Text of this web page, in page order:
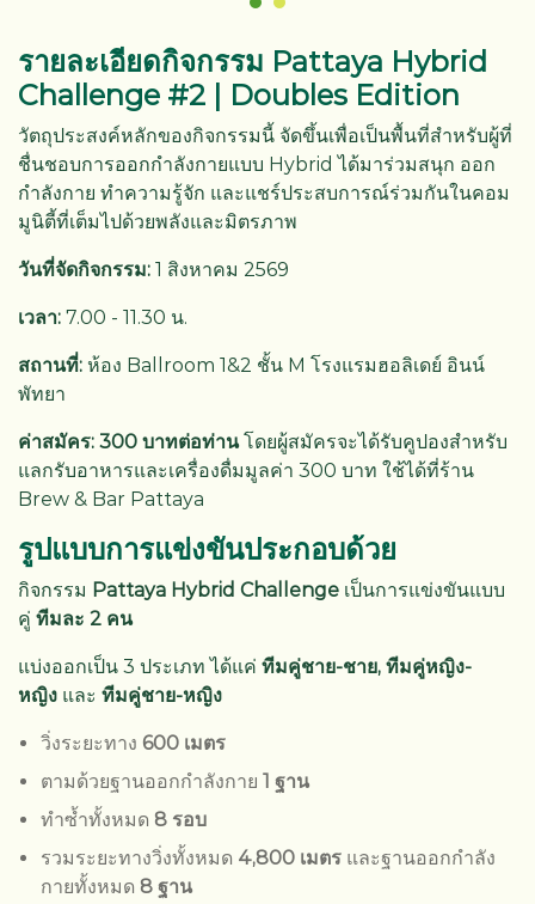
รายละเอียดกิจกรรม Pattaya Hybrid
Challenge #2 | Doubles Edition
วัตถุประสงค์หลักของกิจกรรมนี้ จัดขึ้นเพื่อเป็นพื้นที่สำหรับผู้ที่
ชื่นชอบการออกกำลังกายแบบ Hybrid ได้มาร่วมสนุก ออก
กำลังกาย ทำความรู้จัก และแชร์ประสบการณ์ร่วมกันในคอม
มูนิตี้ที่เต็มไปด้วยพลังและมิตรภาพ
วันที่จัดกิจกรรม: 1 สิงหาคม 2569
เวลา: 7.00 - 11.30 น.
สถานที่: ห้อง Ballroom 1&2 ชั้น M โรงแรมฮอลิเดย์ อินน์
พัทยา
ค่าสมัคร: 300 บาทต่อท่านโดยผู้สมัครจะได้รับคูปองสำหรับ
แลกรับอาหารและเครื่องดื่มมูลค่า 300 บาท ใช้ได้ที่ร้าน
Brew & Bar Pattaya
รูปแบบการแข่งขันประกอบด้วย
กิจกรรม Pattaya Hybrid Challenge เป็นการแข่งขันแบบ
คู่ ทีมละ 2 คน
แบ่งออกเป็น 3 ประเภท ได้แค่ ทีมคู่ชาย-ชาย, ทีมคู่หญิง-
หญิง และ ทีมคู่ชาย-หญิง
วิ่งระยะทาง 600 เมตร
ตามด้วยฐานออกกำลังกาย1 ฐาน
ทำซ้ำทั้งหมด 8 รอบ
รวมระยะทางวิ่งทั้งหมด 4,800 เมตร และฐานออกกำลัง
กายทั้งหมด 8 ฐาน